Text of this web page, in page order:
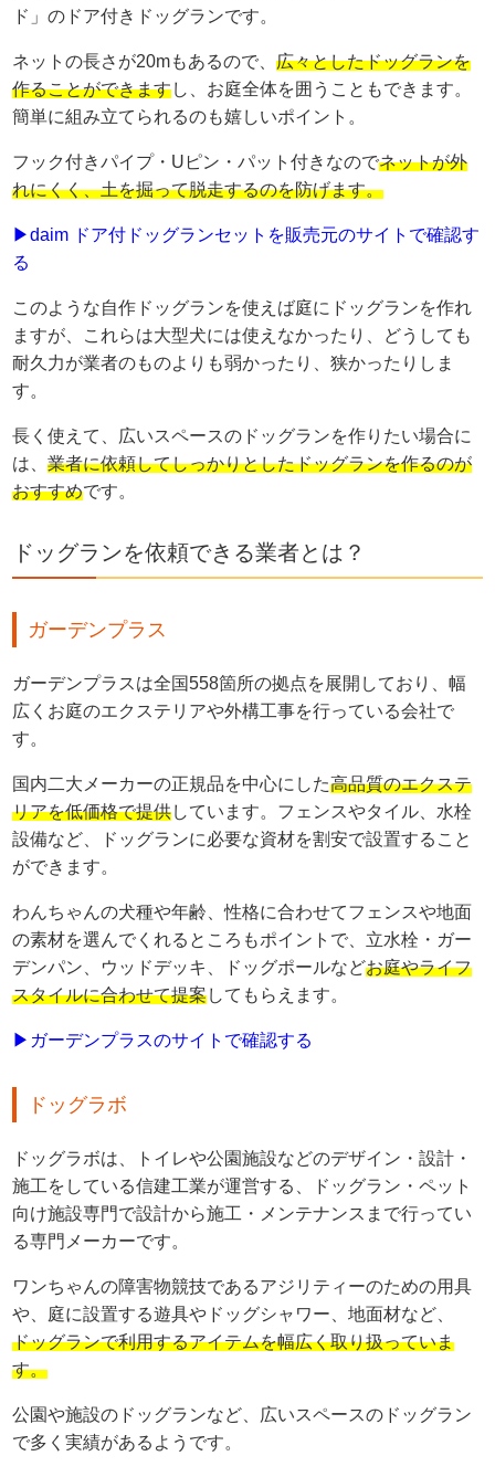
ド」のドア付きドッグランです。
ネットの長さが20mもあるので、広々としたドッグランを
作ることができますし、お庭全体を囲うこともできます。
簡単に組み立てられるのも嬉しいポイント。
フック付きパイプ・Uピン・パット付きなのでネットが外
れにくく、土を掘って脱走するのを防げます。
▶daim ドア付ドッグランセットを販売元のサイトで確認す
る
このような自作ドッグランを使えば庭にドッグランを作れ
ますが、これらは大型犬には使えなかったり、どうしても
耐久力が業者のものよりも弱かったり、狭かったりしま
す。
長く使えて、広いスペースのドッグランを作りたい場合に
は、業者に依頼してしっかりとしたドッグランを作るのが
おすすめです。
ドッグランを依頼できる業者とは？
ガーデンプラス
ガーデンプラスは全国558箇所の拠点を展開しており、幅
広くお庭のエクステリアや外構工事を行っている会社で
す。
国内二大メーカーの正規品を中心にした高品質のエクステ
リアを低価格で提供しています。フェンスやタイル、水栓
設備など、ドッグランに必要な資材を割安で設置すること
ができます。
わんちゃんの犬種や年齢、性格に合わせてフェンスや地面
の素材を選んでくれるところもポイントで、立水栓・ガー
デンパン、ウッドデッキ、ドッグポールなどお庭やライフ
スタイルに合わせて提案してもらえます。
▶ガーデンプラスのサイトで確認する
ドッグラボ
ドッグラボは、トイレや公園施設などのデザイン・設計・
施工をしている信建工業が運営する、ドッグラン・ペット
向け施設専門で設計から施工・メンテナンスまで行ってい
る専門メーカーです。
ワンちゃんの障害物競技であるアジリティーのための用具
や、庭に設置する遊具やドッグシャワー、地面材など、
ドッグランで利用するアイテムを幅広く取り扱っていま
す。
公園や施設のドッグランなど、広いスペースのドッグラン
で多く実績があるようです。